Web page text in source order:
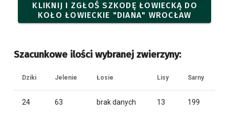
KLIKNIJ I ZGŁOŚ SZKODĘ ŁOWIECKĄ DO
KOŁO ŁOWIECKIE "DIANA" WROCŁAW
Szacunkowe ilości wybranej zwierzyny:
Dziki Jelenie Łosie Lisy Sarny
24 63 brak danych 13 199